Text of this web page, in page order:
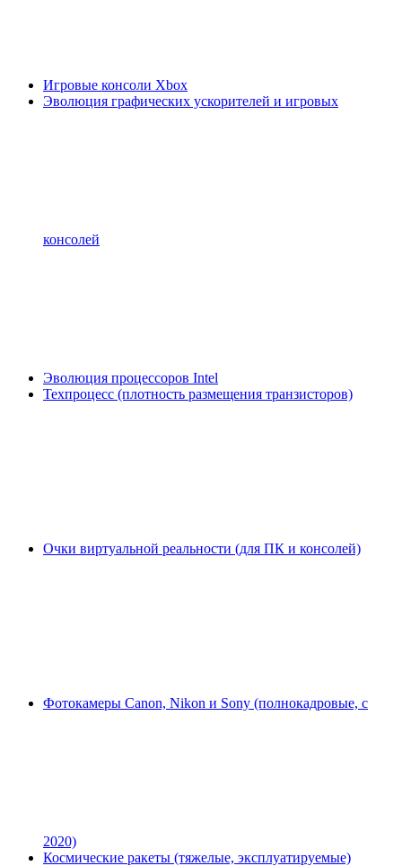
Игровые консоли Xbox
Эволюция графических ускорителей и игровых
консолей
Эволюция процессоров Intel
Техпроцесс (плотность размещения транзисторов)
Очки виртуальной реальности (для ПК и консолей)
Фотокамеры Canon, Nikon и Sony (полнокадровые, с
2020)
Космические ракеты (тяжелые, эксплуатируемые)